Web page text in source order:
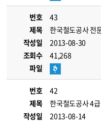
번호
43
제목
한국철도공사 전
작성일
2013-08-30
조회수
41,268
파일
번호
42
제목
한국철도공사 4
작성일
2013-08-14